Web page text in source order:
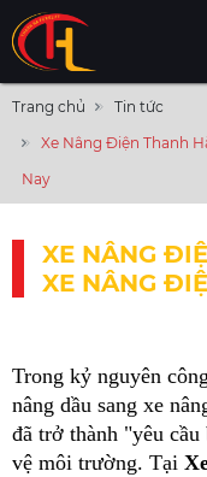
Trang chủ
Tin tức
Xe Nâng Điện Thanh
Nay
XE NÂNG
XE NÂNG
Trong kỷ nguyên
nâng dầu sang xe
đã trở thành "yêu
vệ môi trường. Tại